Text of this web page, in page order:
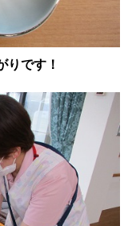
りです！